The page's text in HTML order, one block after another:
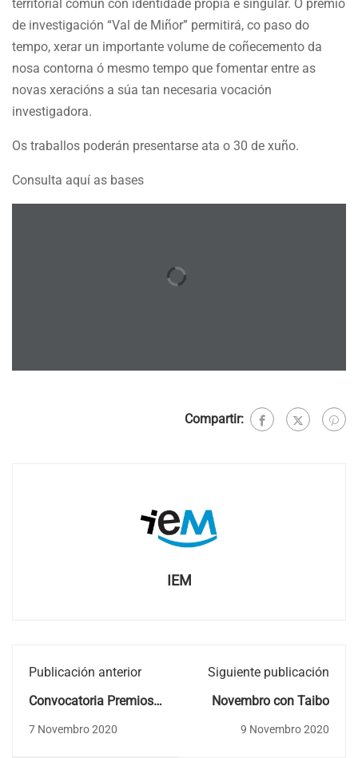
territorial común con identidade propia e singular. O premio
de investigación “Val de Miñor” permitirá, co paso do
tempo, xerar un importante volume de coñecemento da
nosa contorna ó mesmo tempo que fomentar entre as
novas xeracións a súa tan necesaria vocación
investigadora.
Os traballos poderán presentarse ata o 30 de xuño.
Consulta aquí as bases
Compartir:
IEM
Publicación anterior
Convocatoria Premios
Investigación Val de
7 Novembro 2020
Siguiente publicación
Novembro con Taibo
9 Novembro 2020